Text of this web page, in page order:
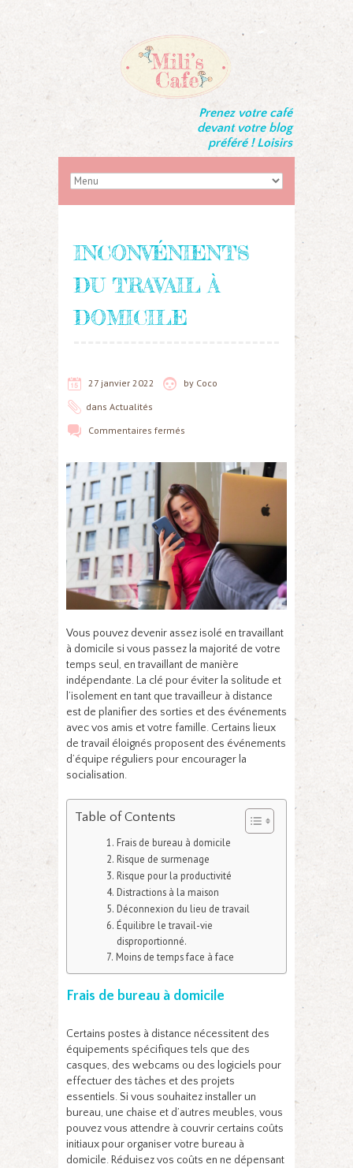
Prenez votre café
devant votre blog
préféré ! Loisirs
INCONVÉNIENTS
DU TRAVAIL À
DOMICILE
27 janvier 2022 by Coco
dans Actualités
Commentaires fermés
Vous pouvez devenir assez isolé en travaillant
à domicile si vous passez la majorité de votre
temps seul, en travaillant de manière
indépendante. La clé pour éviter la solitude et
l’isolement en tant que travailleur à distance
est de planifier des sorties et des événements
avec vos amis et votre famille. Certains lieux
de travail éloignés proposent des événements
d’équipe réguliers pour encourager la
socialisation.
Table of Contents
Frais de bureau à domicile
Risque de surmenage
Risque pour la productivité
Distractions à la maison
Déconnexion du lieu de travail
Équilibre le travail-vie
disproportionné.
Moins de temps face à face
Frais de bureau à domicile
Certains postes à distance nécessitent des
équipements spécifiques tels que des
casques, des webcams ou des logiciels pour
effectuer des tâches et des projets
essentiels. Si vous souhaitez installer un
bureau, une chaise et d’autres meubles, vous
pouvez vous attendre à couvrir certains coûts
initiaux pour organiser votre bureau à
domicile. Réduisez vos coûts en ne dépensant